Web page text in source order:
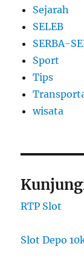
Sejarah
SELEB
SERBA-
Sport
Tips
wisata
RTP Slot
Slot Depo